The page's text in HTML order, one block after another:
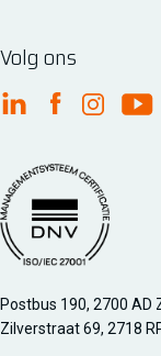
Volg ons
FME Linkedin
FMEFME
Postbus 190, 2700 AD
Zilverstraat 69, 2718